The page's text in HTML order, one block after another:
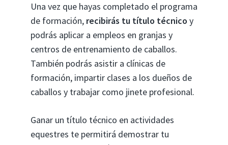
Una vez que hayas completado el programa
de formación, recibirás tu título técnico y
podrás aplicar a empleos en granjas y
centros de entrenamiento de caballos.
También podrás asistir a clínicas de
formación, impartir clases a los dueños de
caballos y trabajar como jinete profesional.
Ganar un título técnico en actividades
equestres te permitirá demostrar tu